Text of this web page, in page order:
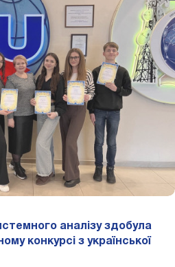
аналізу здобула
конкурсі з української